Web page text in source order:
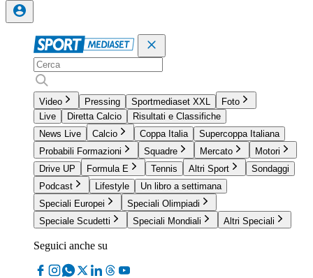
Video Pressing Sportmediaset XXL
Foto
Live
Diretta Calcio
Risultati e Classifiche
News Live
Calcio Coppa Italia
Supercoppa Italiana
Probabili Formazioni
Squadre Mercato
Motori
Drive UP
Formula E Tennis Altri Sport
Sondaggi
Podcast
Lifestyle
Un libro a settimana
Speciali Europei
Speciali Olimpiadi
Speciale Scudetti
Speciali Mondiali Altri Speciali
Seguici anche su